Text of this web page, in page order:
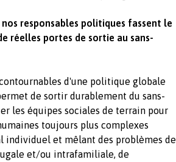
responsables politiques fassent le
réelles portes de sortie au sans-
d'une politique globale
de sortir durablement du sans-
les équipes sociales de terrain pour
toujours plus complexes
individuel et mêlant des problèmes de
et/ou intrafamiliale, de